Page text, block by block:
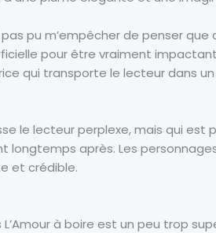
pas pu m’empêcher de penser
pour être vraiment
qui transporte le lecteur dans
le lecteur perplexe, mais qui est
longtemps après. Les
et crédible.
à boire est un peu trop